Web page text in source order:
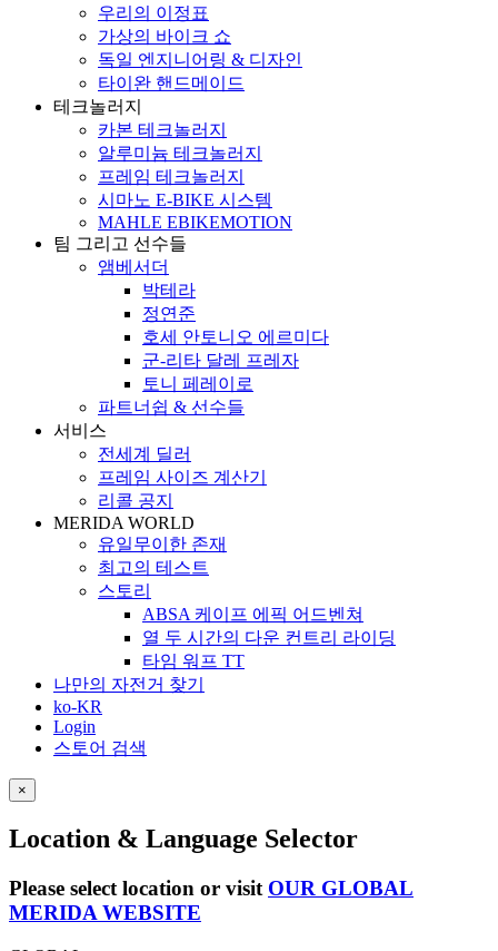
우리의 이정표
가상의 바이크 쇼
독일 엔지니어링 & 디자인
타이완 핸드메이드
테크놀러지
카본 테크놀러지
알루미늄 테크놀러지
프레임 테크놀러지
시마노 E-BIKE 시스템
MAHLE EBIKEMOTION
팀 그리고 선수들
앰베서더
박테라
정연준
호세 안토니오 에르미다
군-리타 달레 프레자
토니 페레이로
파트너쉽 & 선수들
서비스
전세계 딜러
프레임 사이즈 계산기
리콜 공지
MERIDA WORLD
유일무이한 존재
최고의 테스트
스토리
ABSA 케이프 에픽 어드벤쳐
열 두 시간의 다운 컨트리 라이딩
타임 워프 TT
나만의 자전거 찾기
ko-KR
Login
스토어 검색
×
Location & Language Selector
Please select location or visit OUR GLOBAL
MERIDA WEBSITE